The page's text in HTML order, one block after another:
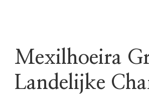
Mexilhoeira
Landelijke